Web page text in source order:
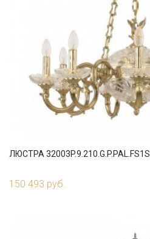
ЛЮСТРА 32003P.9.210.G.P.PAL.FS1S
150 493 руб.